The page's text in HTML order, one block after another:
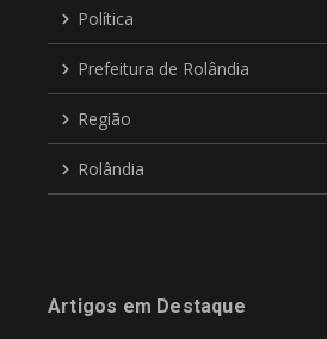
Política
Prefeitura de Rolândia
Região
Rolândia
Artigos em Destaque